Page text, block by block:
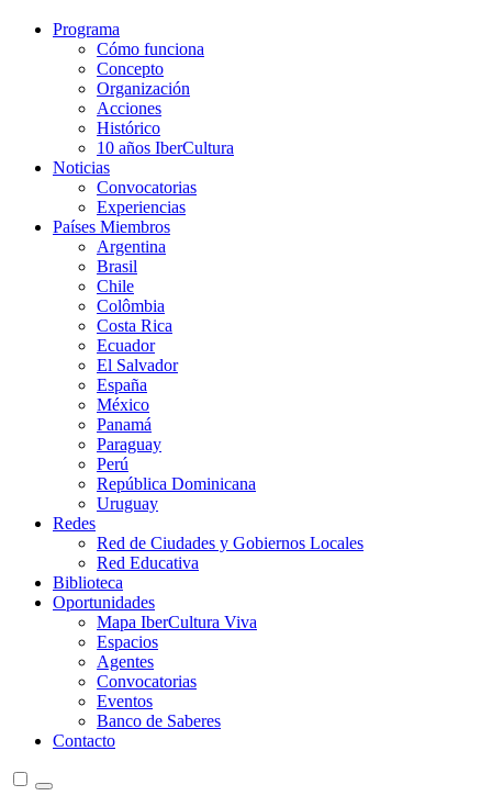
Programa
Cómo funciona
Concepto
Organización
Acciones
Histórico
10 años IberCultura
Noticias
Convocatorias
Experiencias
Países Miembros
Argentina
Brasil
Chile
Colômbia
Costa Rica
Ecuador
El Salvador
España
México
Panamá
Paraguay
Perú
República Dominicana
Uruguay
Redes
Red de Ciudades y Gobiernos Locales
Red Educativa
Biblioteca
Oportunidades
Mapa IberCultura Viva
Espacios
Agentes
Convocatorias
Eventos
Banco de Saberes
Contacto